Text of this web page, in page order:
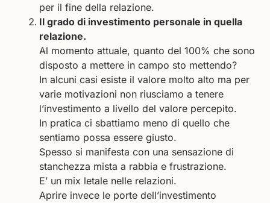
per il fine della relazione.
Il grado di investimento personale in quella
relazione.
Al momento attuale, quanto del 100% che sono
disposto a mettere in campo sto mettendo?
In alcuni casi esiste il valore molto alto ma per
varie motivazioni non riusciamo a tenere
l’investimento a livello del valore percepito.
In pratica ci sbattiamo meno di quello che
sentiamo possa essere giusto.
Spesso si manifesta con una sensazione di
stanchezza mista a rabbia e frustrazione.
E’ un mix letale nelle relazioni.
Aprire invece le porte dell’investimento